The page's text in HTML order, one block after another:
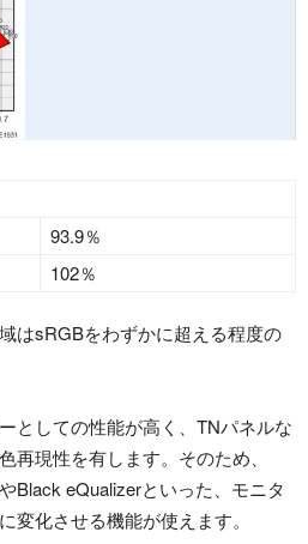
93.9％
102％
はsRGBをわずかに超える程度の
としての性能が高く、TNパネルな
再現性を有します。そのため、
Black eQualizerといった、モニタ
変化させる機能が使えます。